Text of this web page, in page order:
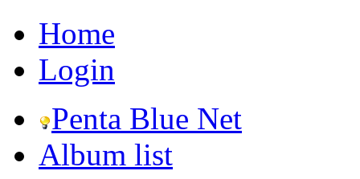
Home
Login
Penta Blue Net
Album list